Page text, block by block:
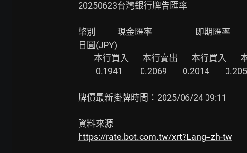
20250623台灣銀行牌告匯率
幣別           現金匯率                      即期匯率
日圓(JPY)
牌價最新掛牌時間：2025/06/24 09:11
https://rate.bot.com.tw/xrt?Lang=zh-tw